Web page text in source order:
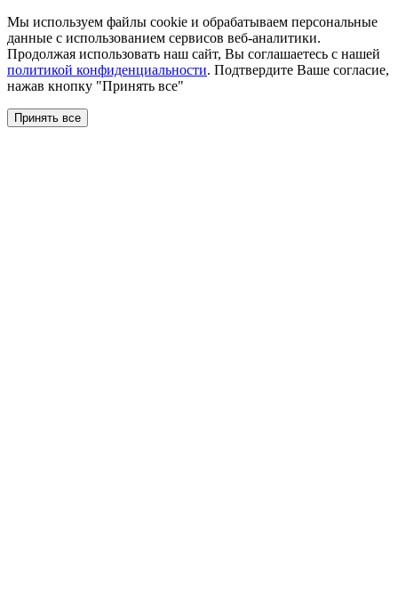
Мы используем файлы сookie и обрабатываем персональные
данные с использованием сервисов веб-аналитики.
Продолжая использовать наш сайт, Вы соглашаетесь с нашей
политикой конфиденциальности. Подтвердите Ваше согласие,
нажав кнопку "Принять все"
Принять все